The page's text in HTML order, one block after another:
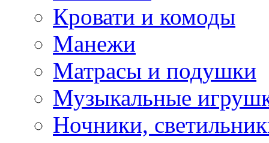
Кровати и комоды
Манежи
Матрасы и подушки
Музыкальные
Ночники,